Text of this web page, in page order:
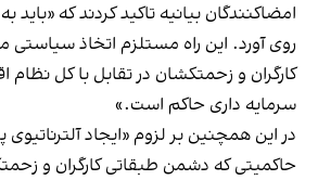
امضاکنندگان بیانیه تاکید کردند که «باید
روی آورد. این راه مستلزم اتخاذ
کارگران و زحمتکشان در تقابل با کل
سرمایه داری حاکم است.»
در این همچنین بر لزوم «ایجاد آلترناتیوی
حاکمیتی که دشمن طبقاتی کارگران و